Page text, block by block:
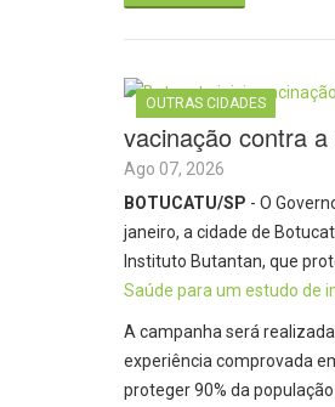
OUTRAS CIDADES
vacinação contra
Ago 07, 2026
BOTUCATU/SP - O
janeiro, a cidade de
Instituto Butantan, que
Saúde para um estudo de
A campanha será
experiência comprovada
proteger 90% da